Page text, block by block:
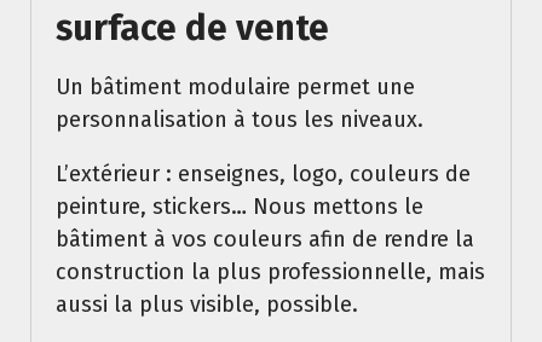
surface de vente
Un bâtiment modulaire permet une
personnalisation à tous les niveaux.
L’extérieur : enseignes, logo, couleurs de
peinture, stickers… Nous mettons le
bâtiment à vos couleurs afin de rendre la
construction la plus professionnelle, mais
aussi la plus visible, possible.